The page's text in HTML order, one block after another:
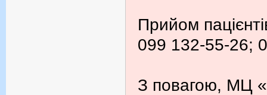
Прийом
099 132-55-26;
З повагою, МЦ